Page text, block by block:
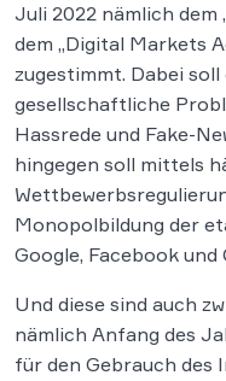
Juli 2022 nämlich dem
dem „Digital Markets
zugestimmt. Dabei
gesellschaftliche
Hassrede und Fake-
hingegen soll mittels
Monopolbildung der
Google, Facebook und
Und diese sind auch
nämlich Anfang des
für den Gebrauch des